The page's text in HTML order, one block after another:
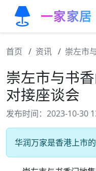
一家家居
首页 资讯 崇左市
崇左市与书
对接座谈会
发布时间：2023-10-30
华润万家是香港上市